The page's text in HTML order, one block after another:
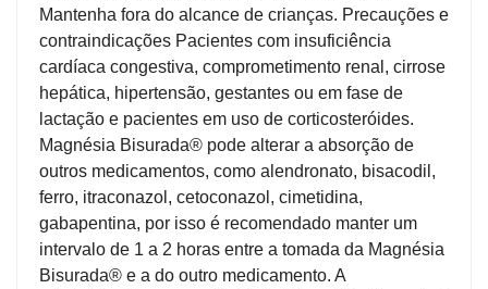
Casa
Utilidade
OFERTAS
PROMOÇÕES
OFERTAS
Mantenha fora do alcance de crianças. Precauções e
contraindicações Pacientes com insuficiência
cardíaca congestiva, comprometimento renal, cirrose
hepática, hipertensão, gestantes ou em fase de
lactação e pacientes em uso de corticosteróides.
Magnésia Bisurada® pode alterar a absorção de
outros medicamentos, como alendronato, bisacodil,
ferro, itraconazol, cetoconazol, cimetidina,
gabapentina, por isso é recomendado manter um
intervalo de 1 a 2 horas entre a tomada da Magnésia
Bisurada® e a do outro medicamento. A